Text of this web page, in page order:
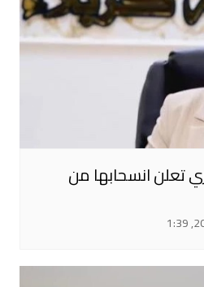
تعلن انسحابها من